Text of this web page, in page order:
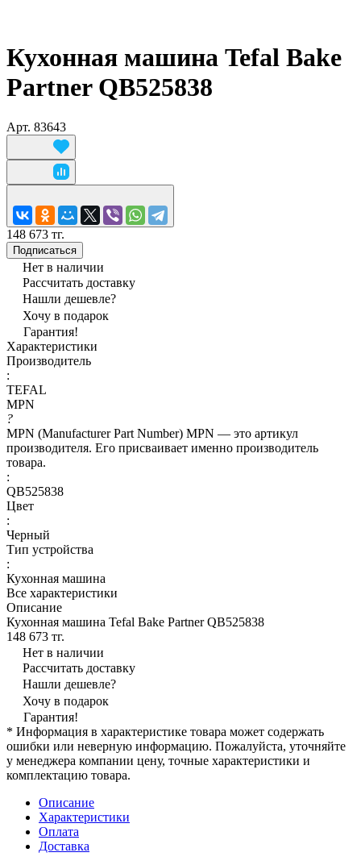
Кухонная машина Tefal Bake
Partner QB525838
Арт. 83643
148 673 тг.
Подписаться
Нет в наличии
Рассчитать доставку
Нашли дешевле?
Хочу в подарок
Гарантия!
Характеристики
Производитель
:
TEFAL
MPN
?
MPN (Manufacturer Part Number) MPN — это артикул
производителя. Его присваивает именно производитель
товара.
:
QB525838
Цвет
:
Черный
Тип устройства
:
Кухонная машина
Все характеристики
Описание
Кухонная машина Tefal Bake Partner QB525838
148 673 тг.
Нет в наличии
Рассчитать доставку
Нашли дешевле?
Хочу в подарок
Гарантия!
* Информация в характеристике товара может содержать
ошибки или неверную информацию. Пожалуйста, уточняйте
у менеджера компании цену, точные характеристики и
комплектацию товара.
Описание
Характеристики
Оплата
Доставка